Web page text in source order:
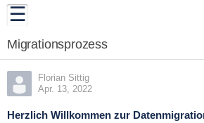
Migrationsprozess
Florian Sittig
Apr. 13, 2022
Herzlich Willkommen zur